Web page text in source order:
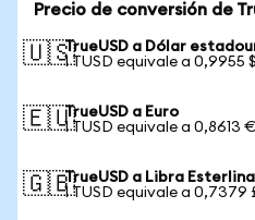
Precio de conversión de
🇺🇸TrueUSD a Dólar
1 TUSD equivale a 0,9955 $
🇪🇺TrueUSD a Euro
1 TUSD equivale a 0,8613
🇬🇧TrueUSD a Libra
1 TUSD equivale a 0,7379